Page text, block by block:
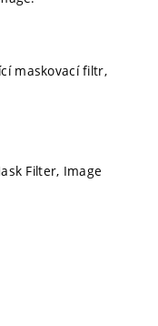
maskovací filtr,
Filter, Image